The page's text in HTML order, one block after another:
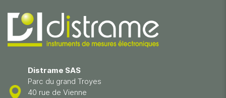
Distrame SAS
Parc du grand Troyes
40 rue de Vienne